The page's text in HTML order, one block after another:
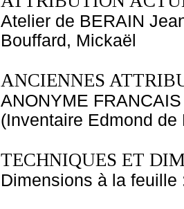
Atelier de BERAIN
Bouffard, Mickaël
ANCIENNES
ANONYME FRANCAIS
(Inventaire Edmond
TECHNIQUES ET
Dimensions à la